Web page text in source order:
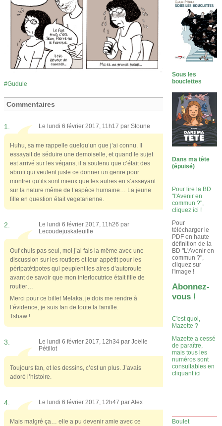
Gudule
Commentaires
1. Le lundi 6 février 2017, 11h17 par Stoune
Huhu, sa me rappelle quelqu’un que j’ai connu. Il
essayait de séduire une demoiselle, et quand le sujet
est arrivé sur les végans, il a soutenu que c’était des
abruti qui veulent juste ce donner un genre pour
montrer qu’ils sont mieux que les autres en s’asseyant
sur la nature même de l’espèce humaine… La jeune
fille en question était vegetarienne.
2.
Le lundi 6 février 2017, 11h26 par
Lecoudejuskaleuille
Ouf chuis pas seul, moi j’ai fais la même avec une
discussion sur les routiers et leur appétit pour les
péripatétipotes qui peuplent les aires d’autoroute
avant de savoir que mon interlocutrice était fille de
routier…
Merci pour ce billet Melaka, je dois me rendre à
l’évidence, je suis fan de toute la famille.
Tshaw !
3. Le lundi 6 février 2017, 12h34 par Joëlle
Pétillot
Toujours fan, et les dessins, c’est un plus. J’avais
adoré l’histoire.
4. Le lundi 6 février 2017, 12h47 parAlex
Mais malgré ça… elle a pu devenir amie avec ce
Sous les
bouclettes
Dans ma tête
(épuisé)
Pour lire la BD
"l'Avenir en
commun ?",
cliquez ici !
Pour
télécharger le
PDF en haute
définition de la
BD "L'Avenir en
commun ?",
cliquez sur
l'image !
Abonnez-
vous !
C'est quoi,
Mazette ?
Mazette a cessé
de paraître,
mais tous les
numéros sont
consultables en
cliquant ici
Boulet